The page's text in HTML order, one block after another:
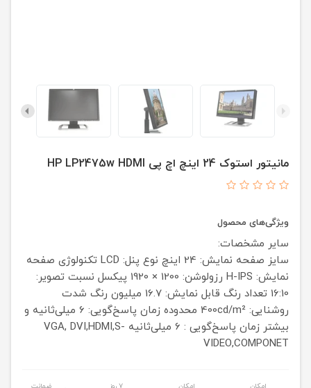
مانیتور استوک 24 اینچ اچ پی HP LP2475w HDMI
ویژگی‌های محصول
سایر مشخصات:
سایز صفحه نمایش: 24 اینچ
نوع پنل: LCD
تکنولوژی صفحه
نمایش: H-IPS
رزولوشن: 1200 × 1920 پیکسل
نسبت تصویر:
16:10 تعداد رنگ قابل نمایش: 16.7 میلیون رنگ
شدت
روشنایی: 400cd/m²
محدوده زمان پاسخ‌گویی: 6 میلی‌ثانیه و
بیشتر زمان پاسخ‌گویی : 6 میلی‌ثانیه
VGA, DVI,HDMI,S-
VIDEO,COMPONET